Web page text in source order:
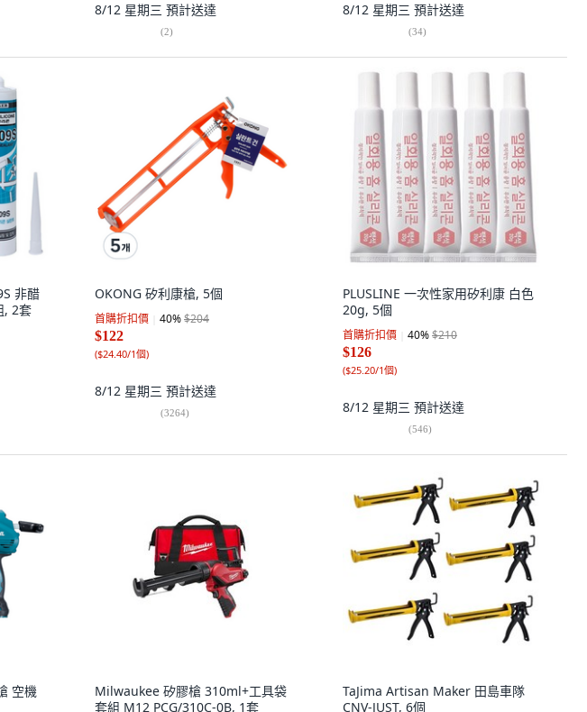
8/12 星期三 預計送達
(2)
8/12 星期三 預計送達
(34)
非醋
, 2套
OKONG 矽利康槍, 5個
首購折扣價 40%$204
$122
($24.40/1個)
8/12 星期三 預計送達
(3264)
PLUSLINE 一次性家用矽利康 白色
20g, 5個
首購折扣價 40%$210
$126
($25.20/1個)
8/12 星期三 預計送達
(546)
空機
Milwaukee 矽膠槍 310ml+工具袋
套組 M12 PCG/310C-0B, 1套
TaJima Artisan Maker 田島車隊
CNV-JUST, 6個